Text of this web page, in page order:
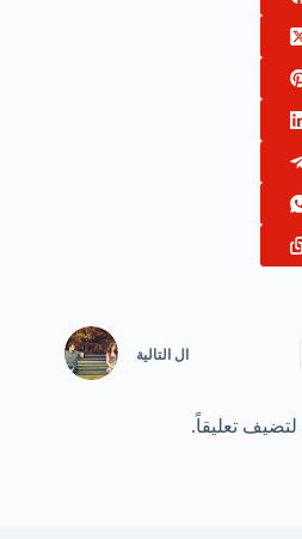
ال التالية
لتضيف تعليقاً.